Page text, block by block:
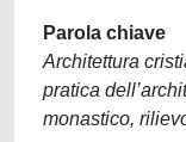
Parola chiave
Architettura
pratica
monastico,